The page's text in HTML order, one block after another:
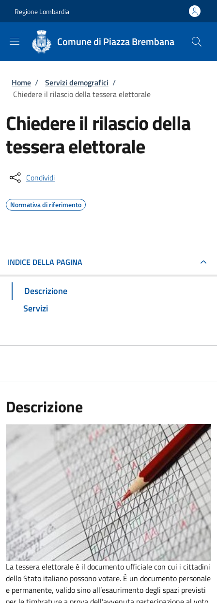
Regione Lombardia
Comune di Piazza Brembana
Briciole di pane
Home / Servizi demografici /
Chiedere il rilascio della tessera elettorale
Chiedere il rilascio della
tessera elettorale
Condividi
Normativa di riferimento
INDICE DELLA PAGINA
Descrizione
Servizi
Descrizione
La tessera elettorale è il documento ufficiale con cui i cittadini
dello Stato italiano possono votare. È un documento personale
e permanente, valido sino all’esaurimento degli spazi previsti